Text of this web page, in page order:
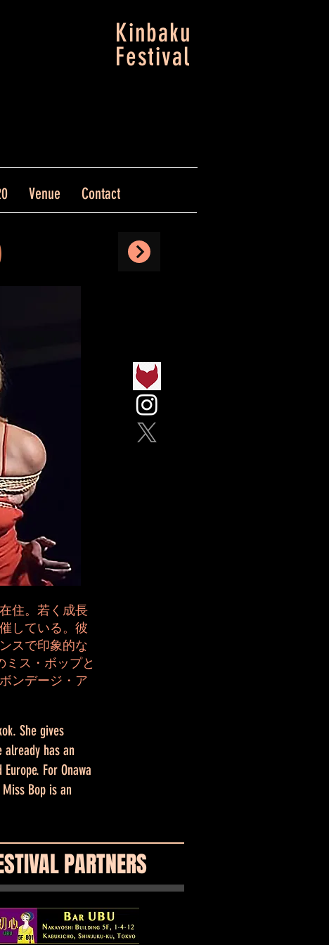
Kinbaku
Festival
Venue Contact
住。若く成長
している。彼
スで印象的な
ミス・ボップと
ンデージ・ア
She gives
already has an
For Onawa
Bop is an
PARTNERS